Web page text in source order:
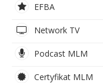
EFBA
Network TV
Podcast MLM
Certyfikat MLM